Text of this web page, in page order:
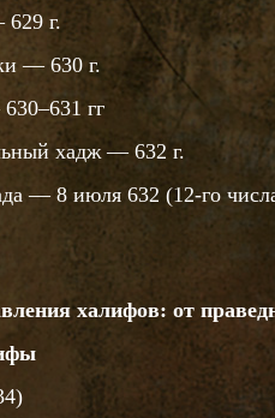
г.
— 630 г.
гг
хадж — 632 г.
— 8 июля 632 (12-го числа
халифов: от